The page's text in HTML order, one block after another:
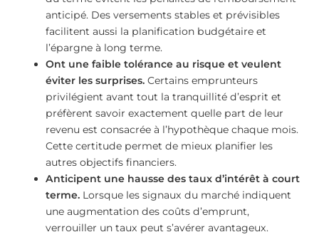
anticipé. Des versements stables et prévisibles
facilitent aussi la planification budgétaire et
l’épargne à long terme.
Ont une faible tolérance au risque et veulent
éviter les surprises. Certains emprunteurs
privilégient avant tout la tranquillité d’esprit et
préfèrent savoir exactement quelle part de leur
revenu est consacrée à l’hypothèque chaque mois.
Cette certitude permet de mieux planifier les
autres objectifs financiers.
Anticipent une hausse des taux d’intérêt à court
terme. Lorsque les signaux du marché indiquent
une augmentation des coûts d’emprunt,
verrouiller un taux peut s’avérer avantageux.